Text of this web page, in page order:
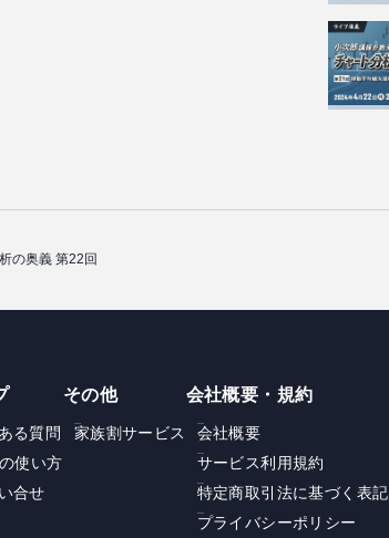
の奥義 第22回
る質問
使い方
合せ
その他
家族割サービス
会社概要・規約
会社概要
サービス利用規約
特定商取引法に基づく表記
プライバシーポリシー